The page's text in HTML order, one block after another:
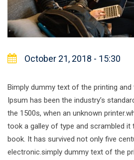
October 21, 2018 - 15:30
Bimply dummy text of the printing
Ipsum has been the industry’s
the 1500s, when an unknown
took a galley of type and scrambled it
book. It has survived not only five
electronic.simply dummy text of the